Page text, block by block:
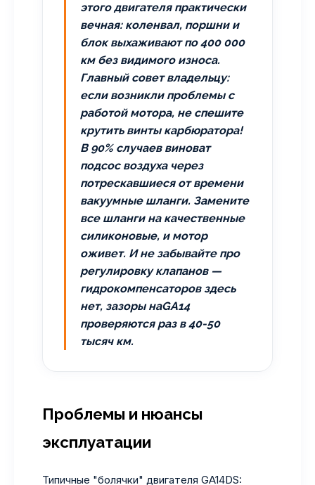
этого двигателя практически
вечная: коленвал, поршни и
блок выхаживают по 400 000
км без видимого износа.
Главный совет владельцу:
если возникли проблемы с
работой мотора, не спешите
крутить винты карбюратора!
В 90% случаев виноват
подсос воздуха через
потрескавшиеся от времени
вакуумные шланги. Замените
все шланги на качественные
силиконовые, и мотор
оживет. И не забывайте про
регулировку клапанов —
гидрокомпенсаторов здесь
нет, зазоры наGA14
проверяются раз в 40-50
тысяч км.
Проблемы и нюансы
эксплуатации
Типичные "болячки" двигателя GA14DS: